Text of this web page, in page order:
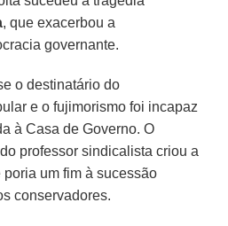
, que exacerbou a
governante.
o destinatário do
e o fujimorismo foi incapaz
à Casa de Governo. O
professor sindicalista criou a
um fim à sucessão
conservadores.